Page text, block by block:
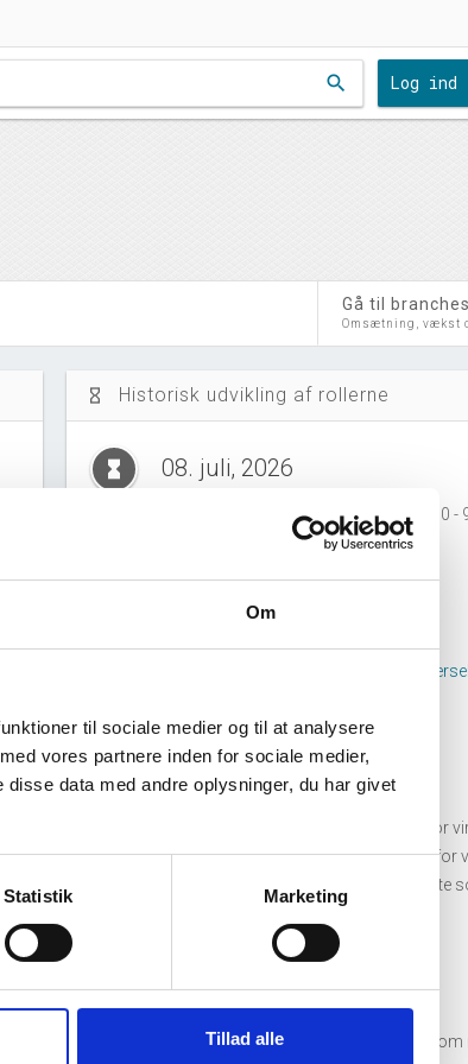
Om
til sociale medier og til at analysere
vores partnere inden for sociale medier,
data med andre oplysninger, du har givet
Statistik Marketing
Tillad alle
search Log ind
Gå til
Omsætning, vækst
hourglass_empty Historisk udvikling af rollerne
hourglass_full 08. juli, 2026
DanFra Marlin ApStiltrådte som ejer 90 -
26. august, 2025
BDO Statsautoriseret
hourglass_full 01. oktober, 2024
tiltrådte som direktør for
Henning Priesstiltrådte som direktør for
tiltrådte
virksomheden.
hourglass_full 30. september, 2024
Karsten Deibjerg Kristensen
tiltrådte